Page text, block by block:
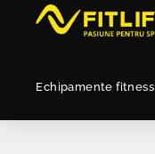
Echipamente fitness